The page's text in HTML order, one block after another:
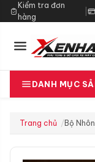
Kiểm tra đơn
hàng
|
DANH MỤC
Trang chủ Bộ